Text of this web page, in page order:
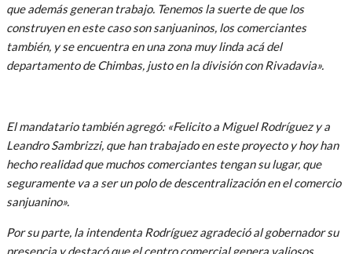
que además generan trabajo. Tenemos la suerte de que los
construyen en este caso son sanjuaninos, los comerciantes
también, y se encuentra en una zona muy linda acá del
departamento de Chimbas, justo en la división con Rivadavia».
El mandatario también agregó: «Felicito a Miguel Rodríguez y a
Leandro Sambrizzi, que han trabajado en este proyecto y hoy han
hecho realidad que muchos comerciantes tengan su lugar, que
seguramente va a ser un polo de descentralización en el comercio
sanjuanino».
Por su parte, la intendenta Rodríguez agradeció al gobernador su
presencia y destacó que el centro comercial genera valiosos